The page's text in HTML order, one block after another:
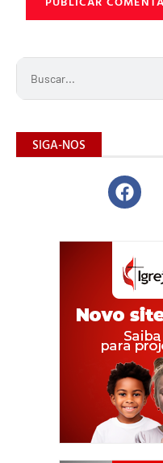
SIGA-NOS